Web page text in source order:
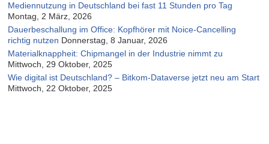
Mediennutzung in Deutschland bei fast 11 Stunden pro Tag
Montag, 2 März, 2026
Dauerbeschallung im Office: Kopfhörer mit Noice-Cancelling
richtig nutzen Donnerstag, 8 Januar, 2026
Materialknappheit: Chipmangel in der Industrie nimmt zu
Mittwoch, 29 Oktober, 2025
Wie digital ist Deutschland? – Bitkom-Dataverse jetzt neu am Start
Mittwoch, 22 Oktober, 2025